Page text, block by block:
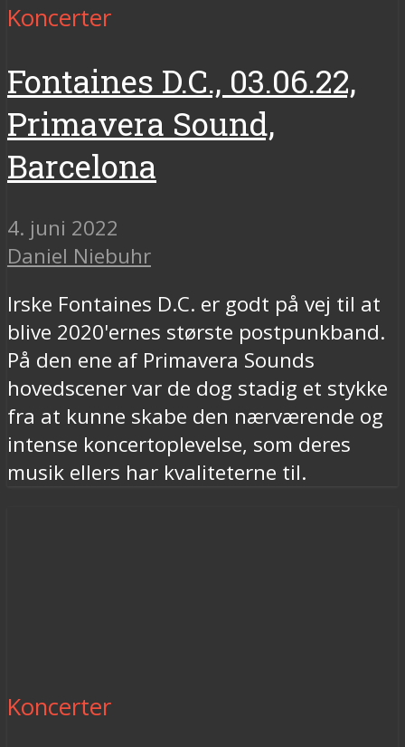
Koncerter
Fontaines D.C., 03.06.22,
Primavera Sound,
Barcelona
4. juni 2022
Daniel Niebuhr
Irske Fontaines D.C. er godt på vej til at
blive 2020'ernes største postpunkband.
På den ene af Primavera Sounds
hovedscener var de dog stadig et stykke
fra at kunne skabe den nærværende og
intense koncertoplevelse, som deres
musik ellers har kvaliteterne til.
Koncerter